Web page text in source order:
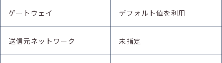
ゲートウェイ デフォルト値を利用
送信元ネットワーク 未指定